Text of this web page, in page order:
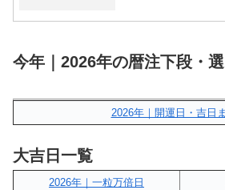
今年｜2026年の暦注下段・選
2026年｜開運日・吉日
大吉日一覧
2026年｜一粒万倍日